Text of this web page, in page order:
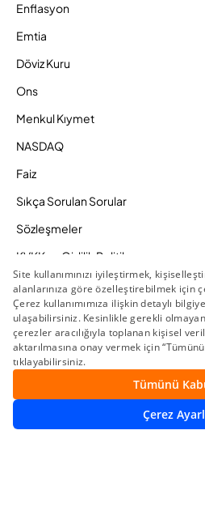
Enflasyon
Emtia
Döviz Kuru
Ons
Menkul Kıymet
NASDAQ
Faiz
Sıkça Sorulan Sorular
Sözleşmeler
KVKK ve Gizlilik Politikamız
Ücretlendirme Politikası
Bilgi Toplumu Hizmetleri
Zaman Aşımına Uğrayacak Hesaplar
Duyurular ve Kampanyalar